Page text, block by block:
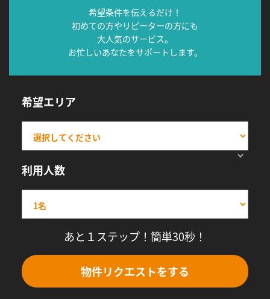
希望条件を伝えるだけ！
初めての方やリピーターの方にも
大人気のサービス。
お忙しいあなたをサポートします。
希望エリア
利用人数
あと１ステップ！簡単30秒！
物件リクエストをする